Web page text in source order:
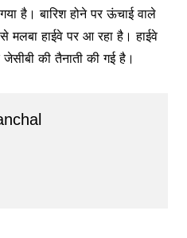
है। बारिश होने पर ऊंचाई वाले
मलबा हाईवे पर आ रहा है। हाईवे
की तैनाती की गई है।